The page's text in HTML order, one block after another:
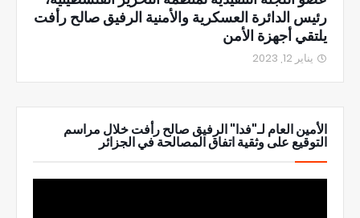
رئيس الدائرة العسكرية والأمنية الرفيق صالح رأفت
يلتقي أجهزة الأمن
يناير 12, 2023
الأمين العام لـ"فدا" الرفيق صالح رأفت خلال مراسم
التوقيع على وثقية اتفاق المصالحة في الجزائر